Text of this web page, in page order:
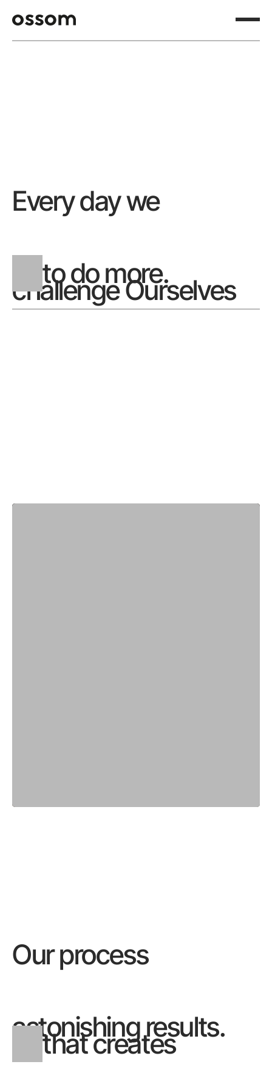
Every day we
challenge Ourselves
to do more.
Our process
that creates
astonishing results.